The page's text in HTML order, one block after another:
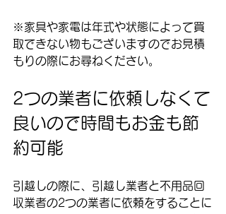
※家具や家電は年式や状態によって買
取できない物もございますのでお見積
もりの際にお尋ねください。
2つの業者に依頼しなくて
良いので時間もお金も節
約可能
引越しの際に、引越し業者と不用品回
収業者の2つの業者に依頼をすることに